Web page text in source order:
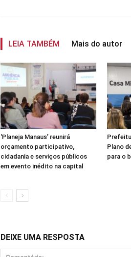
LEIA TAMBÉM Mais do autor
‘Planeja Manaus’ reunirá
orçamento participativo,
cidadania e serviços públicos
em evento inédito na capital
Plano
para o
DEIXE UMA RESPOSTA